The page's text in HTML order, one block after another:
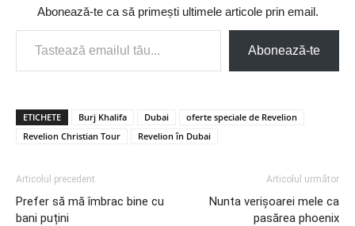
Abonează-te ca să primești ultimele articole prin email.
Tastează emailul tău...
Abonează-te
ETICHETE Burj Khalifa Dubai
oferte speciale de Revelion
Revelion Christian Tour
Revelion în Dubai
Articolul precedent
Prefer să mă îmbrac bine cu
bani puțini
Articolul următor
Nunta verișoarei mele ca
pasărea phoenix